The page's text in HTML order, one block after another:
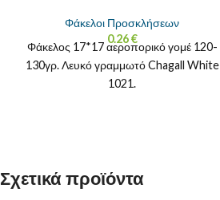
Φάκελοι Προσκλήσεων
0.26€
Φάκελος 17*17 αεροπορικό γομέ 120-
130γρ. Λευκό γραμμωτό Chagall White
1021.
Σχετικά προϊόντα